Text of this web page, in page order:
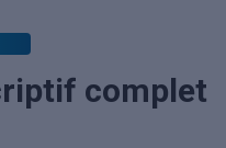
complet